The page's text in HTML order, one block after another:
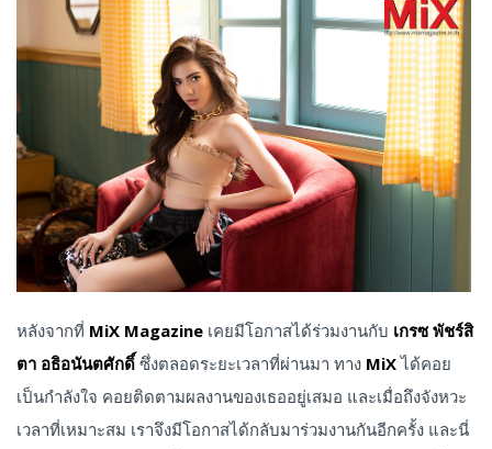
หลังจากที่ MiX Magazine เคยมีโอกาสได้ร่วมงานกับ เกรซ พัชร์สิ
ตา อธิอนันตศักดิ์ ซึ่งตลอดระยะเวลาที่ผ่านมา ทาง MiXได้คอย
เป็นกำลังใจ คอยติดตามผลงานของเธออยู่เสมอ และเมื่อถึงจังหวะ
เวลาที่เหมาะสม เราจึงมีโอกาสได้กลับมาร่วมงานกันอีกครั้ง และนี่